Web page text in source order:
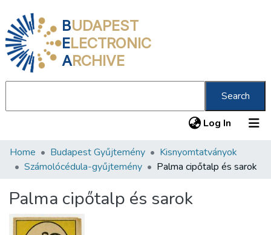
BUDAPEST
ELECTRONIC
ARCHIVE
Search
Log In (current)
Communities & Collections
Statistics
About us
Home Budapest Gyűjtemény
Kisnyomtatványok
Számolócédula-gyűjtemény
Palma cipőtalp és sarok
Palma cipőtalp és sarok